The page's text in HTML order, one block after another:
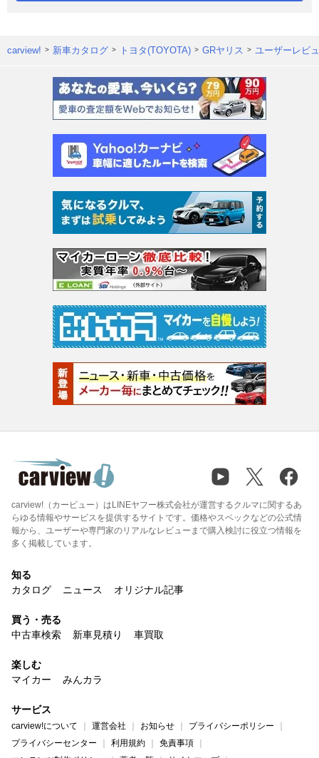
carview! 新車カタログ トヨタ(TOYOTA) GRヤリス ユーザーレビ
carview!（カービュー）はLINEヤフー株式会社が運営するクルマに関するあ
らゆる情報やサービスを提供するサイトです。価格やスペックなどの公式情
報から、ユーザーや専門家のリアルなレビューまで購入検討に役立つ情報を
多く掲載しています。
知る
カタログ
ニュース オリジナル記事
買う・売る
中古車検索
新車見積り 車買取
楽しむ
マイカー
みんカラ
サービス
carview!について 運営会社 お知らせ
プライバシーポリシー
プライバシーセンター
利用規約
免責事項